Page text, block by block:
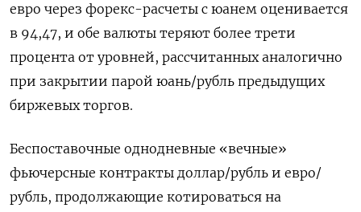
евро через форекс-расчеты с юанем оценивается
в 94,47, и обе валюты теряют более трети
процента от уровней, рассчитанных аналогично
при закрытии парой юань/рубль предыдущих
биржевых торгов.
Беспоставочные однодневные «вечные»
фьючерсные контракты доллар/рубль и евро/
рубль, продолжающие котироваться на